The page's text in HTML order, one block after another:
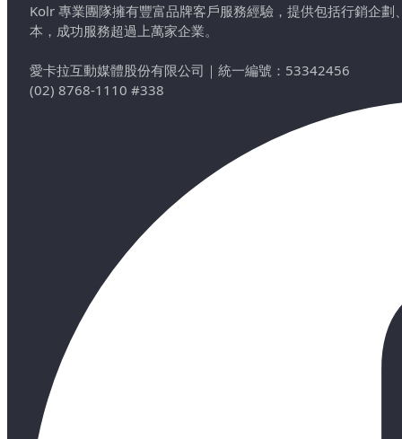
Kolr 專業團隊擁有豐富品牌客戶服務經驗，提供包括行銷企
本，成功服務超過上萬家企業。
愛卡拉互動媒體股份有限公司 ｜ 統一編號：53342456
(02) 8768-1110 #338